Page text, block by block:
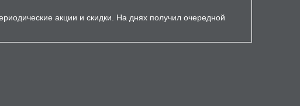
акции и скидки. На днях получил очередной